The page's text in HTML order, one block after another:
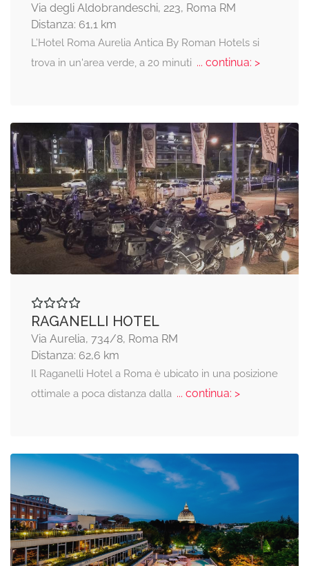
Via degli Aldobrandeschi, 223, Roma RM
Distanza: 61,1 km
L’Hotel Roma Aurelia Antica By Roman Hotels si
trova in un'area verde, a 20 minuti ... continua: >
RAGANELLI HOTEL
Via Aurelia, 734/8, Roma RM
Distanza: 62,6 km
Il Raganelli Hotel a Roma è ubicato in una posizione
ottimale a poca distanza dalla ... continua: >